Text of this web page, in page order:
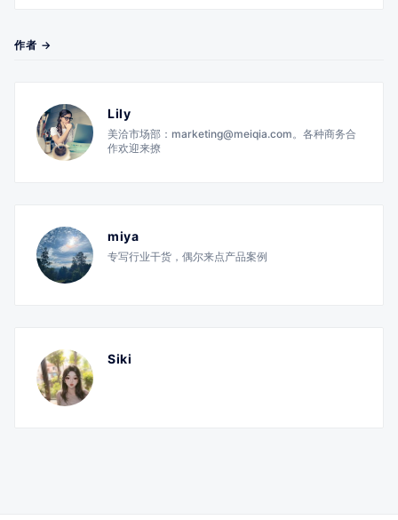
作者 →
Lily
美洽市场部：marketing@meiqia.com。各种商务合
作欢迎来撩
miya
专写行业干货，偶尔来点产品案例
Siki